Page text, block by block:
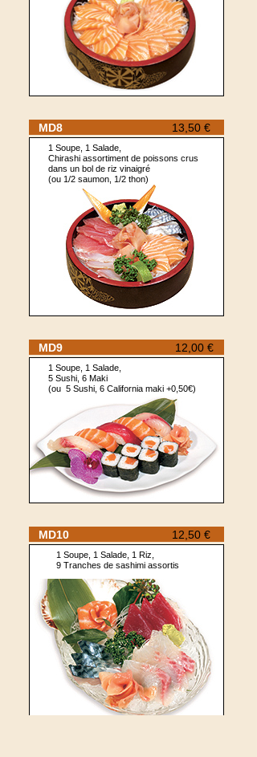
MD8 13,50 €
1 Soupe, 1 Salade,
Chirashi assortiment de poissons crus
dans un bol de riz vinaigré
(ou 1/2 saumon, 1/2 thon)
MD9 12,00 €
1 Soupe, 1 Salade,
5 Sushi, 6 Maki
(ou 5 Sushi, 6 California maki +0,50€)
MD10 12,50 €
1 Soupe, 1 Salade, 1 Riz,
9 Tranches de sashimi assortis